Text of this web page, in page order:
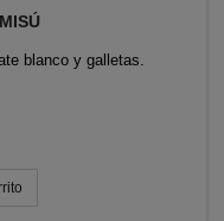
blanco y galletas.